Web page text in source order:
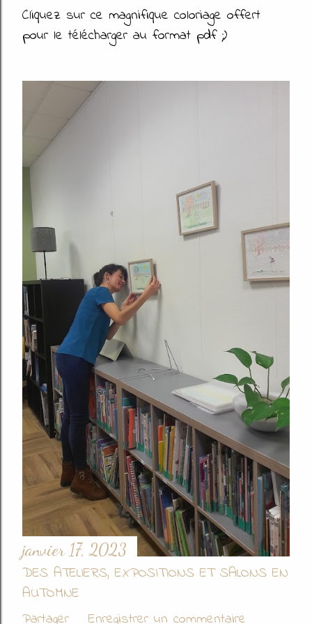
Cliquez sur ce magnifique coloriage offert
pour le télécharger au format pdf ;)
janvier 17, 2023
DES ATELIERS, EXPOSITIONS ET SALONS EN
AUTOMNE
Partager
Enregistrer un commentaire